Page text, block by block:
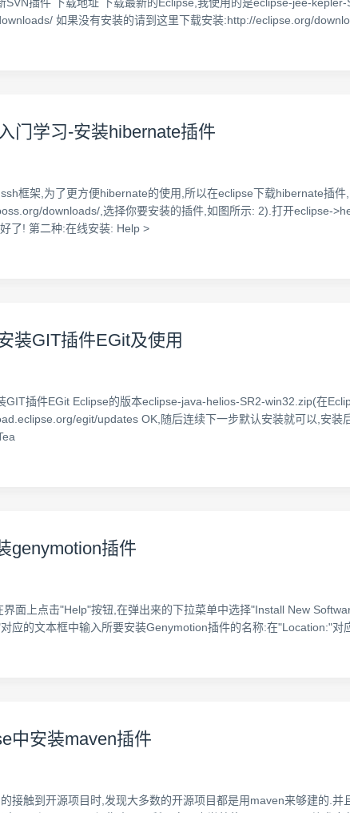
如果没有安装的请到这里下载安装:http://eclipse.org/
门学习-安装hibernate插件
框架,为了更方便hibernate的使用,所以在eclipse下载hibernate插
downloads/,选择你要安装的插件,如图所示: 2).打开eclipse-
了! 第二种:在线安装: Help >
装GIT插件EGit及使用
GIT插件EGit Eclipse的版本eclipse-java-helios-SR2-win32.zip(在
egit/updates OK,随后连续下一步默认安装就可以,安
genymotion插件
界面上点击"Help"按钮,在弹出来的下拉菜单中选择"Install New
应的文本框中输入所要安装Genymotion插件的名称:在"Location:"对
中安装maven插件
接触到开源项目时,发现大多数的开源项目都是用maven来够建的.